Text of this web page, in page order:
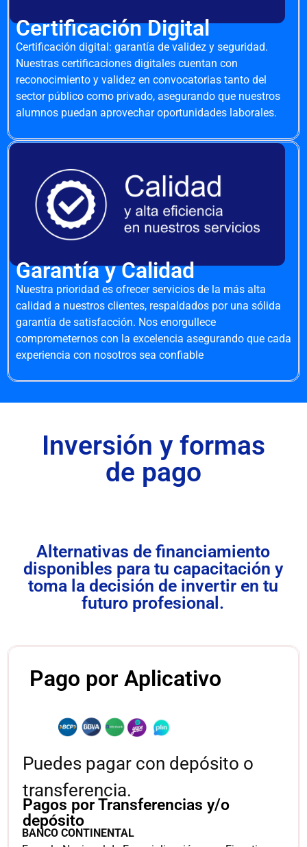
Certificación Digital
Certificación digital: garantía de validez y seguridad.
Nuestras certificaciones digitales cuentan con
reconocimiento y validez en convocatorias tanto del
sector público como privado, asegurando que nuestros
alumnos puedan aprovechar oportunidades laborales.
Garantía y Calidad
Nuestra prioridad es ofrecer servicios de la más alta
calidad a nuestros clientes, respaldados por una sólida
garantía de satisfacción. Nos enorgullece
comprometernos con la excelencia asegurando que cada
experiencia con nosotros sea confiable
Inversión y formas
de pago
Alternativas de financiamiento
disponibles para tu capacitación y
toma la decisión de invertir en tu
futuro profesional.
Pago por Aplicativo
Puedes pagar con depósito o
transferencia.
BANCO CONTINENTAL
Pagos por Transferencias y/o
depósito